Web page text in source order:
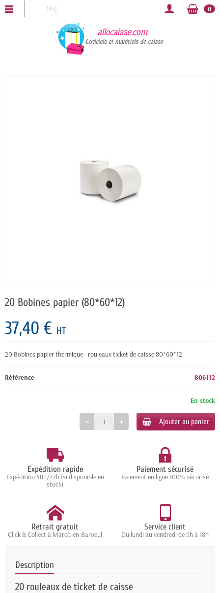
Blog 0
vous souhaite une bonne année 2025 !
20 Bobines papier (80*60*12)
37,40 € HT
20 Bobines papier thermique - rouleaux ticket de caisse 80*60*12
Référence 806112
En stock
Ajouter au panier
Expédition rapide
Expédition 48h/72h (si disponible en
stock)
Paiement sécurisé
Paiement en ligne 100% sécurisé
Retrait gratuit
Click & Collect à Marcq-en-Baroeul
Service client
Du lundi au vendredi de 9h à 18h
Description
20 rouleaux de ticket de caisse